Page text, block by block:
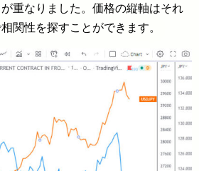
重なりました。価格の縦軸はそれ
関性を探すことができます。